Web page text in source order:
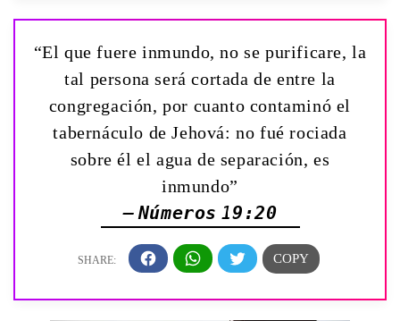
“El que fuere inmundo, no se purificare, la
tal persona será cortada de entre la
congregación, por cuanto contaminó el
tabernáculo de Jehová: no fué rociada
sobre él el agua de separación, es
inmundo”
— Números 19:20